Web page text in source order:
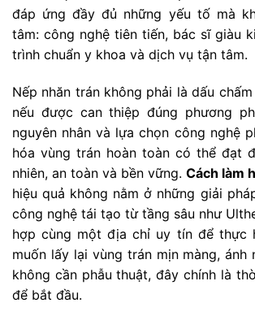
đáp ứng đầy đủ những yếu tố mà
tâm: công nghệ tiên tiến, bác sĩ giàu
trình chuẩn y khoa và dịch vụ tận tâm.
Nếp nhăn trán không phải là dấu
nếu được can thiệp đúng phương
nguyên nhân và lựa chọn công nghệ
hóa vùng trán hoàn toàn có thể đạt
nhiên, an toàn và bền vững. Cách làm
hiệu quả không nằm ở những giải
công nghệ tái tạo từ tầng sâu như
hợp cùng một địa chỉ uy tín để thực
muốn lấy lại vùng trán mịn màng, ánh
không cần phẫu thuật, đây chính là
để bắt đầu.